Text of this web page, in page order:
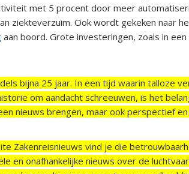
met 5 procent door meer
ziekteverzuim. Ook wordt gekeken naar
aan boord. Grote investeringen, zoals in
bijna 25 jaar. In een tijd waarin talloze
om aandacht schreeuwen, is het
nieuws brengen, maar ook perspectief
Zakenreisnieuws vind je die
en onafhankelijke nieuws over de